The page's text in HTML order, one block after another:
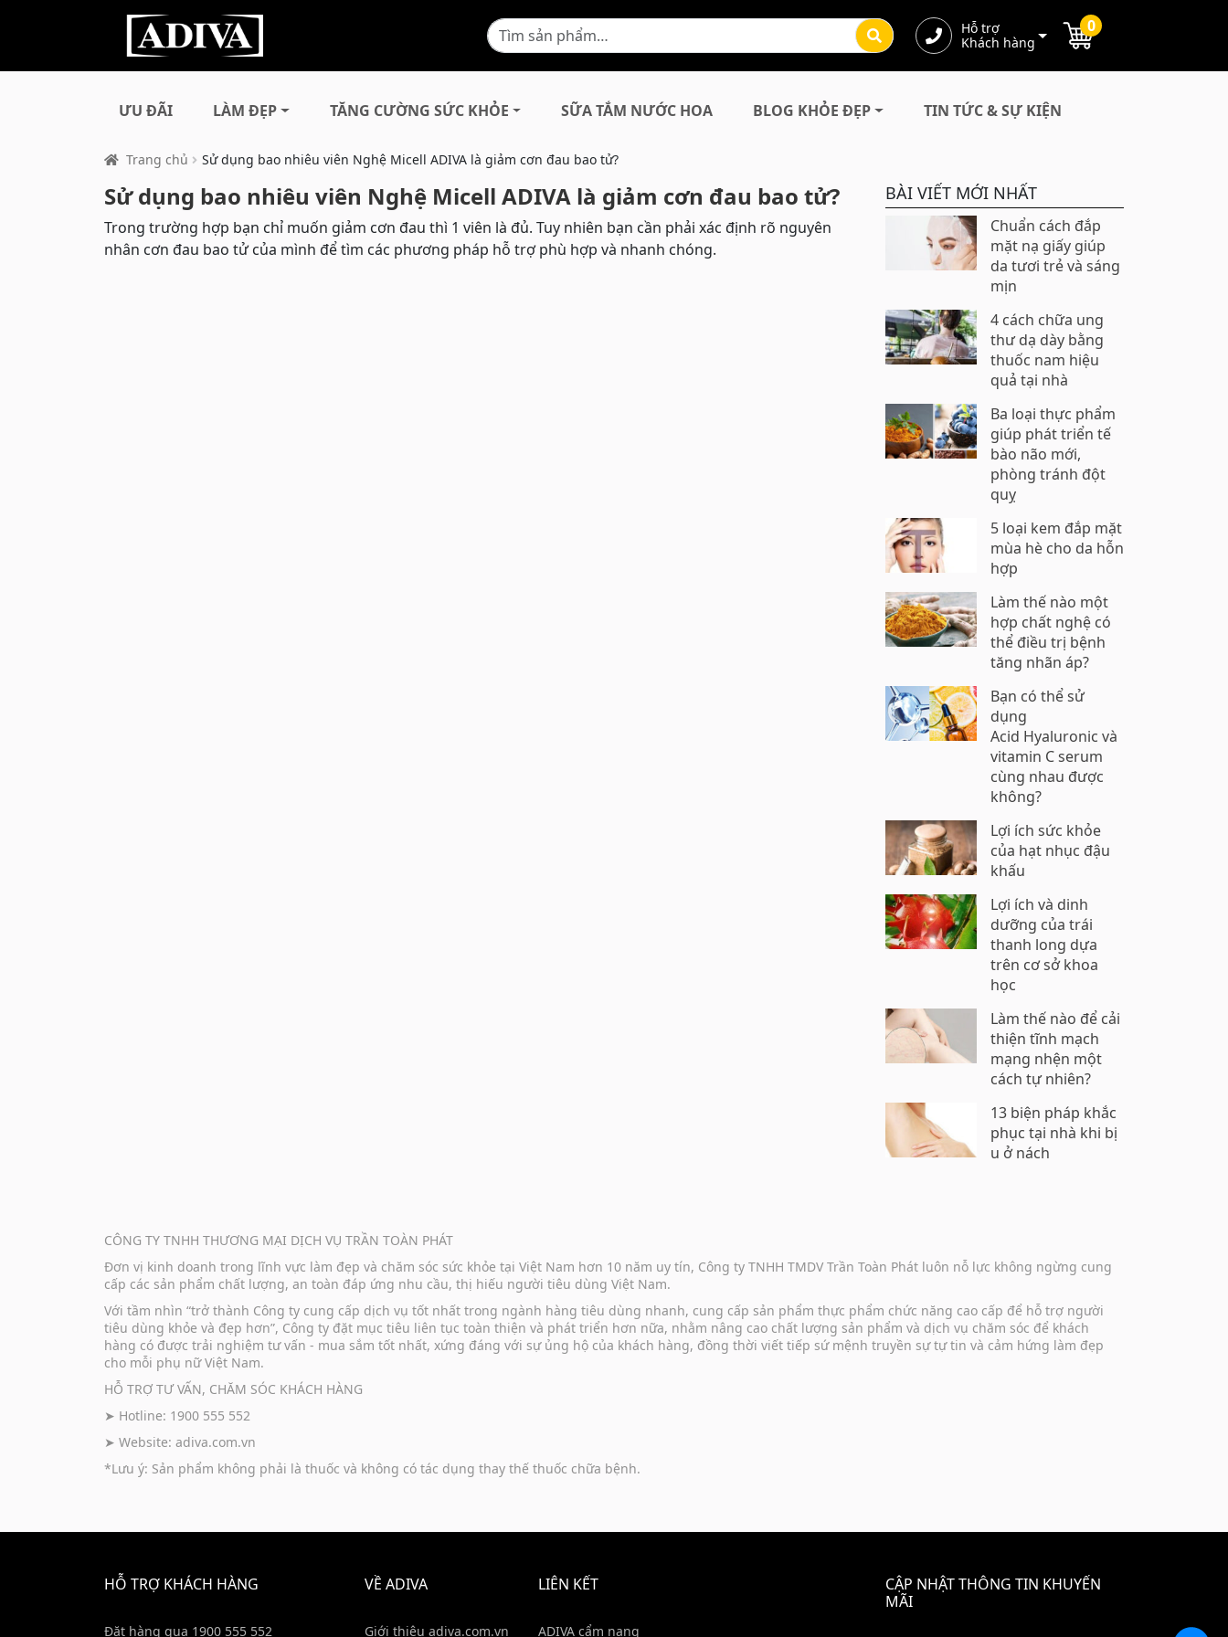
Hỗ trợ
Khách hàng
0
ƯU ĐÃI LÀM ĐẸP TĂNG CƯỜNG SỨC KHỎE SỮA TẮM NƯỚC HOA BLOG KHỎE ĐẸP TIN TỨC & SỰ KIỆN
Trang chủ Sử dụng bao nhiêu viên Nghệ Micell ADIVA là giảm cơn đau bao tử?
Sử dụng bao nhiêu viên Nghệ Micell ADIVA là giảm cơn đau bao tử?
Trong trường hợp bạn chỉ muốn giảm cơn đau thì 1 viên là đủ. Tuy nhiên bạn cần phải xác định rõ nguyên
nhân cơn đau bao tử của mình để tìm các phương pháp hỗ trợ phù hợp và nhanh chóng.
BÀI VIẾT MỚI NHẤT
Chuẩn cách đắp
mặt nạ giấy giúp
da tươi trẻ và sáng
mịn
4 cách chữa ung
thư dạ dày bằng
thuốc nam hiệu
quả tại nhà
Ba loại thực phẩm
giúp phát triển tế
bào não mới,
phòng tránh đột
quỵ
5 loại kem đắp mặt
mùa hè cho da hỗn
hợp
Làm thế nào một
hợp chất nghệ có
thể điều trị bệnh
tăng nhãn áp?
Bạn có thể sử
dụng
Acid Hyaluronic và
vitamin C serum
cùng nhau được
không?
Lợi ích sức khỏe
của hạt nhục đậu
khấu
Lợi ích và dinh
dưỡng của trái
thanh long dựa
trên cơ sở khoa
học
Làm thế nào để cải
thiện tĩnh mạch
mạng nhện một
cách tự nhiên?
13 biện pháp khắc
phục tại nhà khi bị
u ở nách
CÔNG TY TNHH THƯƠNG MẠI DỊCH VỤ TRẦN TOÀN PHÁT
Đơn vị kinh doanh trong lĩnh vực làm đẹp và chăm sóc sức khỏe tại Việt Nam hơn 10 năm uy tín, Công ty TNHH TMDV Trần Toàn Phát luôn nỗ lực không ngừng cung
cấp các sản phẩm chất lượng, an toàn đáp ứng nhu cầu, thị hiếu người tiêu dùng Việt Nam.
Với tầm nhìn “trở thành Công ty cung cấp dịch vụ tốt nhất trong ngành hàng tiêu dùng nhanh, cung cấp sản phẩm thực phẩm chức năng cao cấp để hỗ trợ người
tiêu dùng khỏe và đẹp hơn”, Công ty đặt mục tiêu liên tục toàn thiện và phát triển hơn nữa, nhằm nâng cao chất lượng sản phẩm và dịch vụ chăm sóc để khách
hàng có được trải nghiệm tư vấn - mua sắm tốt nhất, xứng đáng với sự ủng hộ của khách hàng, đồng thời viết tiếp sứ mệnh truyền sự tự tin và cảm hứng làm đẹp
cho mỗi phụ nữ Việt Nam.
HỖ TRỢ TƯ VẤN, CHĂM SÓC KHÁCH HÀNG
➤ Hotline: 1900 555 552
➤ Website: adiva.com.vn
*Lưu ý: Sản phẩm không phải là thuốc và không có tác dụng thay thế thuốc chữa bệnh.
HỖ TRỢ KHÁCH HÀNG
Đặt hàng qua 1900 555 552
VỀ ADIVA
Giới thiệu adiva.com.vn
LIÊN KẾT
ADIVA cẩm nang
CẬP NHẬT THÔNG TIN KHUYẾN
MÃI